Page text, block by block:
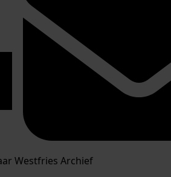
Westfries Archief